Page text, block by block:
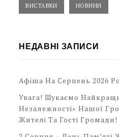
ВИСТАВКИ НОВИНИ
НЕДАВНІ ЗАПИСИ
Афіша На Серпень 2026
Увага! Шукаємо
Незалежності» Нашої
Жителі Та Гості Громади!